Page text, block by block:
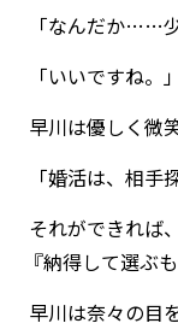
「なんだか……
「いいですね。」
早川は優しく微
「婚活は、相手
それができれば
『納得して選ぶ
早川は奈々の目